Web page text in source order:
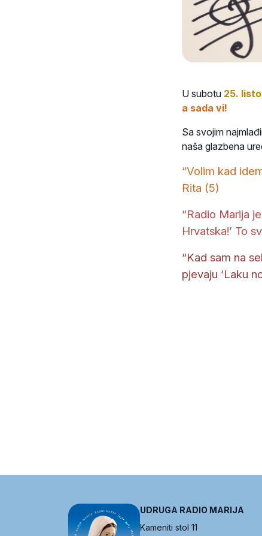
U subotu 25.
a sada vi!
Sa svojim
naša glazbena
“Volim kad
Rita (5)
“Radio Marija
Hrvatska!’ To
“Kad sam na
pjevaju ‘Laku
UDRUGA RADIO MARIJA
Kameniti stol 11